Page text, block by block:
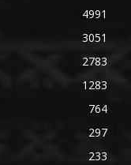
4991
3051
2783
1283
764
297
233